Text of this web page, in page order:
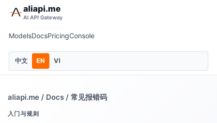
aliapi.me
AI API Gateway
ModelsDocsPricingConsole
中文 EN VI
aliapi.me / Docs / 常见报错码
入门与规则